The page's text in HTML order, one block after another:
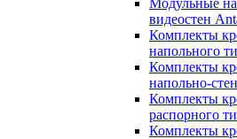
Модульные
видеостен
Комплекты
напольного
Комплекты
напольно-
Комплекты
распорного
Комплекты